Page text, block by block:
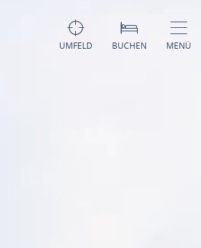
UMFELD BUCHEN MENÜ